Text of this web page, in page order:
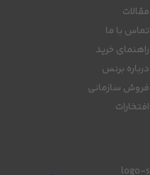
مقالات
تماس با ما
راهنمای خرید
درباره برنس
فروش سازمانی
افتخارات